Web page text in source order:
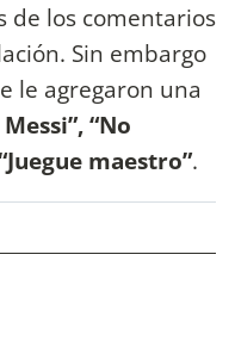
de los comentarios
Sin embargo
le agregaron una
Messi”, “No
maestro”.